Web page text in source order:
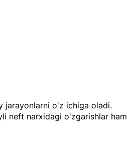
jarayonlarni o'z ichiga oladi.
neft narxidagi o'zgarishlar ham